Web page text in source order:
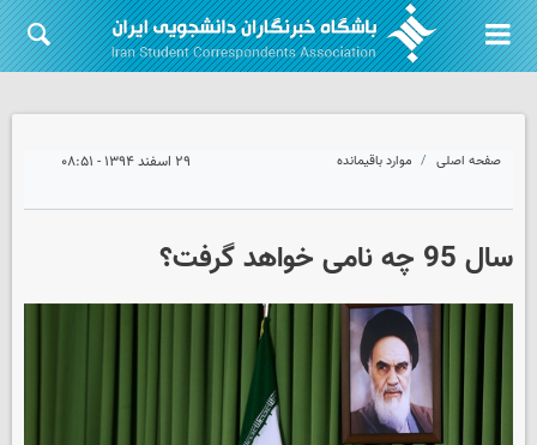
صفحه اصلی موارد باقیمانده ۲۹ اسفند ۱۳۹۴ - ۰۸:۵۱
سال 95 چه نامی خواهد گرفت؟